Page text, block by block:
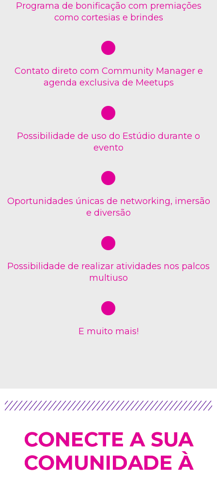
Programa de bonificação com premiações
como cortesias e brindes
Contato direto com Community Manager e
agenda exclusiva de Meetups
Possibilidade de uso do Estúdio durante o
evento
Oportunidades únicas de networking, imersão
e diversão
Possibilidade de realizar atividades nos palcos
multiuso
E muito mais!
CONECTE A SUA
COMUNIDADE À